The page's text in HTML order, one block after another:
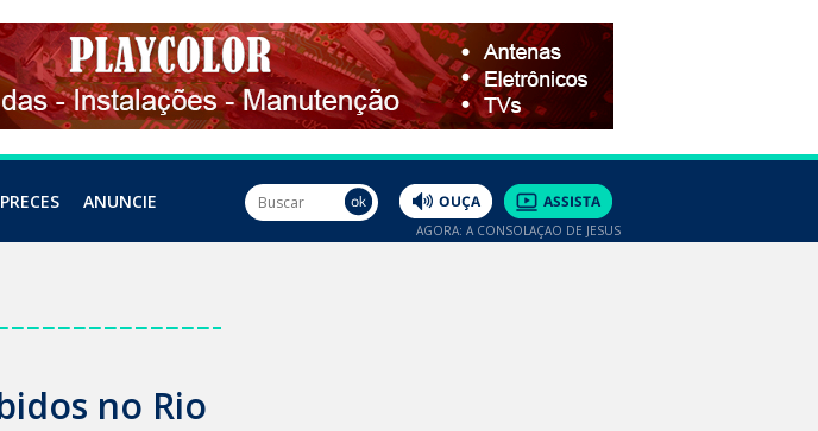
PRECES ANUNCIE
AGORA: A CONSOLAÇÃO DE JESUS
no Rio